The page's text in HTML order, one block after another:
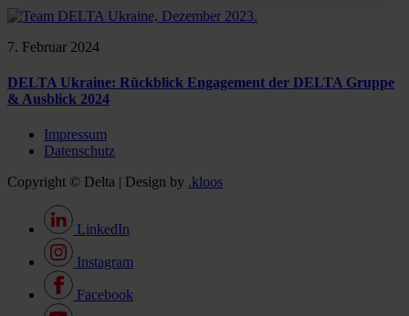
7. Februar 2024
DELTA Ukraine: Rückblick Engagement der DELTA Gruppe
& Ausblick 2024
Impressum
Datenschutz
Copyright © Delta | Design by .kloos
LinkedIn
Instagram
Facebook